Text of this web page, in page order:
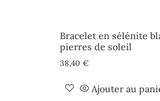
Bracelet en sélénite
pierres de soleil
38,40 €
Ajouter au